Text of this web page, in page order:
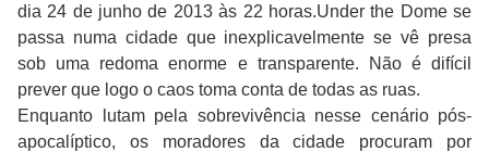
dia 24 de junho de 2013 às 22 horas.Under the Dome se
passa numa cidade que inexplicavelmente se vê presa
sob uma redoma enorme e transparente. Não é difícil
prever que logo o caos toma conta de todas as ruas.
Enquanto lutam pela sobrevivência nesse cenário pós-
apocalíptico, os moradores da cidade procuram por